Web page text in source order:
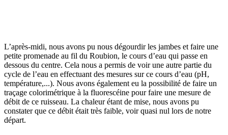
L’après-midi, nous avons pu nous dégourdir les jambes et faire une
petite promenade au fil du Roubion, le cours d’eau qui passe en
dessous du centre. Cela nous a permis de voir une autre partie du
cycle de l’eau en effectuant des mesures sur ce cours d’eau (pH,
température,...). Nous avons également eu la possibilité de faire un
traçage colorimétrique à la fluorescéine pour faire une mesure de
débit de ce ruisseau. La chaleur étant de mise, nous avons pu
constater que ce débit était très faible, voir quasi nul lors de notre
départ.